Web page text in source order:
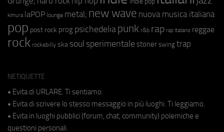
kimura laPOP lounge metal; new wave nuova musica italiana
pop post rock prog psichedeliapunk r&b rap rap italiano reggae
rock rockabilly ska soul sperimentale stoner swing trap
NETIQUETTE
• Evita di URLARE. Ti sentiamo.
• Evita di scrivere lo stesso messaggio in più luoghi. Ti leggiamo.
• Evita in luoghi pubblici (forum, chat, community) polemiche e
questioni personali.